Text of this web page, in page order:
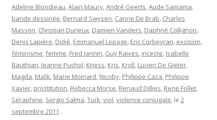
Adeline Blondieau,Alain Maury,André Geerts,Aude Samama,
bande dessinée, Bernard Swysen, Carine De Brab, Charles
Masson, Christian Durieux, Damien Vanders, Daphné Collignon,
Denis Lapière, Didjé, Emmanuel Lepage, Eric Corbeyran, excision,
féminisme,femme, Fred Jannin, Guy Raives, inceste, Isabelle
Bauthian, Jeanne Puchol, Kness, Kris, Kroll, Lucien De Gieter,
Magda, Malik, Marie Moinard, Nicoby, Philippe Caza, Philippe
Xavier, prostitution, Rebecca Morse, Renaud Dillies, René Follet,
Séraphine, Sergio Salma,Turk,viol,violence conjugale, le 2
septembre 2011 .